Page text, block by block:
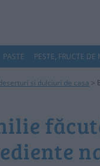
PASTE PESTE, FRUCTE DE
si dulciuri de casa >